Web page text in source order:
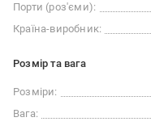
Порти (роз'єми):
Країна-виробник:
Розмір та вага
Розміри:
Вага: